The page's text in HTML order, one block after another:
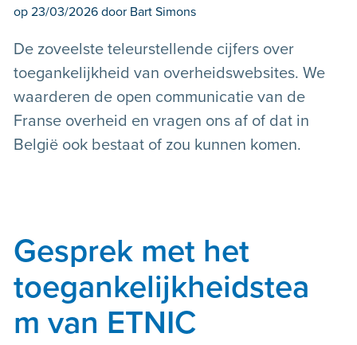
op 23/03/2026 door Bart Simons
De zoveelste teleurstellende cijfers over
toegankelijkheid van overheidswebsites. We
waarderen de open communicatie van de
Franse overheid en vragen ons af of dat in
België ook bestaat of zou kunnen komen.
Gesprek met het
toegankelijkheidstea
m van ETNIC